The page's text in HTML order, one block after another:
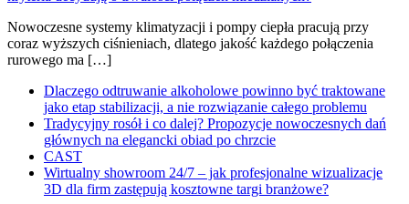
Nowoczesne systemy klimatyzacji i pompy ciepła pracują przy
coraz wyższych ciśnieniach, dlatego jakość każdego połączenia
rurowego ma […]
Dlaczego odtruwanie alkoholowe powinno być traktowane
jako etap stabilizacji, a nie rozwiązanie całego problemu
Tradycyjny rosół i co dalej? Propozycje nowoczesnych dań
głównych na elegancki obiad po chrzcie
CAST
Wirtualny showroom 24/7 – jak profesjonalne wizualizacje
3D dla firm zastępują kosztowne targi branżowe?